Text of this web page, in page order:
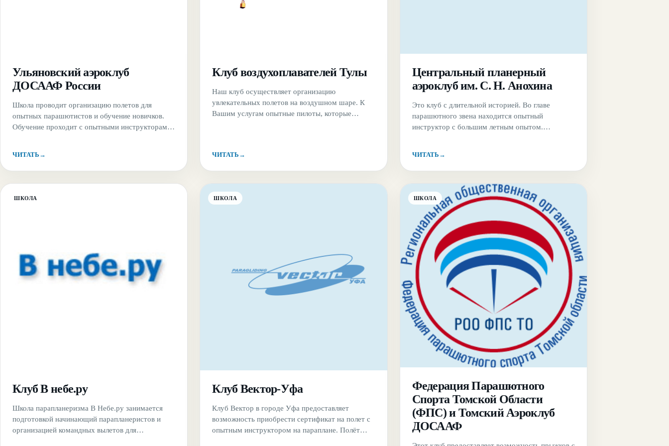
Ульяновский аэроклуб
ДОСААФ России
Школа проводит организацию полетов для
опытных парашютистов и обучение новичков.
Обучение проходит с опытными инструкторами
&#8220;Белый ключ&#8221; расположена
недалеко от живописного берега реки Волги. До
ЧИТАТЬ →
Клуб воздухоплавателей Тулы
Наш клуб осуществляет организацию
увлекательных полетов на воздушном шаре. К
Вашим услугам опытные пилоты, которые
на большой высоте (на высоте птичьего полета).
ЧИТАТЬ →
Центральный планерный
аэроклуб им. С. Н. Анохина
Это клуб с длительной историей. Во главе
парашютного звена находится опытный
инструктор с большим летным опытом.
прыжков предоставляется вся необходимая
экипировка.
ЧИТАТЬ →
ШКОЛА
Клуб В небе.ру
Школа парапланеризма В Небе.ру занимается
подготовкой начинающий парапланеристов и
организацией командных вылетов для
ШКОЛА
Клуб Вектор-Уфа
Клуб Вектор в городе Уфа предоставляет
возможность приобрести сертификат на полет с
опытным инструктором на параплане. Полёт
ШКОЛА
Федерация Парашютного
Спорта Томской Области
(ФПС) и Томский Аэроклуб
ДОСААФ